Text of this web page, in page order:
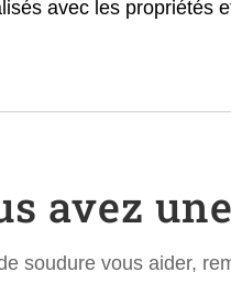
avec les propriétés
avez
soudure vous aider,